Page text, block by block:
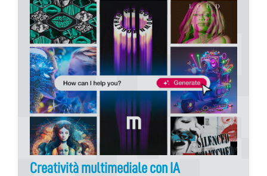
Creatività multimediale con IA